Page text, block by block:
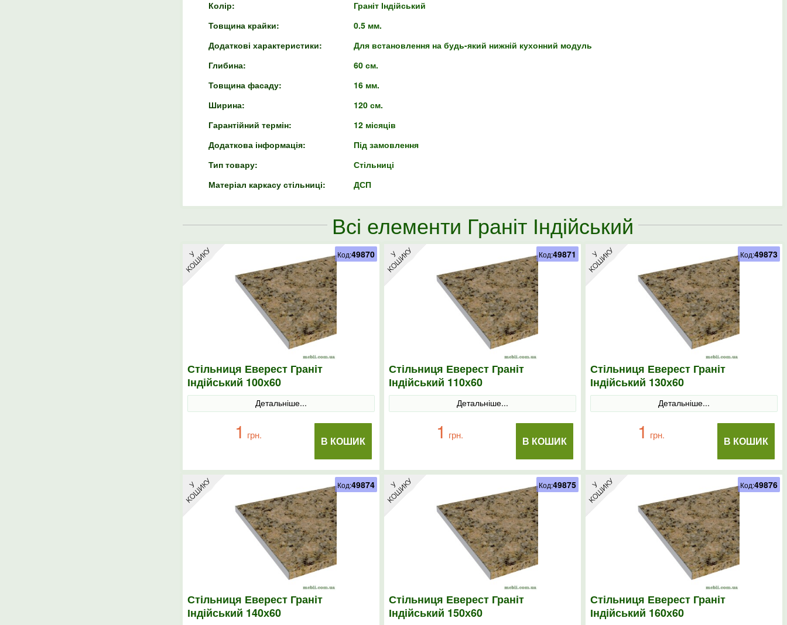
Колір:
Граніт Індійський
Товщина крайки:
0.5 мм.
Додаткові характеристики:
Для встановлення на будь-який нижній кухонний модуль
Глибина:
60 см.
Товщина фасаду:
16 мм.
Ширина:
120 см.
Гарантійний термін:
12 місяців
Додаткова інформація:
Під замовлення
Тип товару:
Стільниці
Матеріал каркасу стільниці:
ДСП
Всі елементи Граніт Індійський
Стільниця Еверест Граніт
Індійський 100х60
Детальніше...
В КОШИК
1 грн.
Код:49870
Стільниця Еверест Граніт
Індійський 110х60
Детальніше...
В КОШИК
1 грн.
Код:49871
Стільниця Еверест Граніт
Індійський 130х60
Детальніше...
В КОШИК
1 грн.
Код:49873
Стільниця Еверест Граніт
Індійський 140х60
Код:49874
Стільниця Еверест Граніт
Індійський 150х60
Код:49875
Стільниця Еверест Граніт
Індійський 160х60
Код:49876